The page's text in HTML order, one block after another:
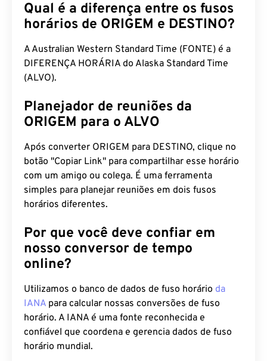
Qual é a diferença entre os fusos
horários de ORIGEM e DESTINO?
A Australian Western Standard Time (FONTE) é a
DIFERENÇA HORÁRIA do Alaska Standard Time
(ALVO).
Planejador de reuniões da
ORIGEM para o ALVO
Após converter ORIGEM para DESTINO, clique no
botão "Copiar Link" para compartilhar esse horário
com um amigo ou colega. É uma ferramenta
simples para planejar reuniões em dois fusos
horários diferentes.
Por que você deve confiar em
nosso conversor de tempo
online?
Utilizamos o banco de dados de fuso horário da
IANA para calcular nossas conversões de fuso
horário. A IANA é uma fonte reconhecida e
confiável que coordena e gerencia dados de fuso
horário mundial.